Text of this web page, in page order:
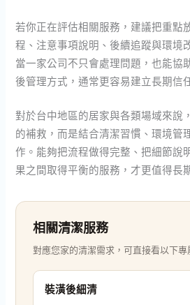
若你正在評估相關服務，建議把重點
程、注意事項說明、後續追蹤與環境
當一家公司不只會處理問題，也能協
後管理方式，通常更容易建立長期信
對於台中地區的居家與各類場域來說
的補救，而是結合清潔習慣、環境管
作。能夠把流程做得完整、把細節說
果之間取得平衡的服務，才更值得長
相關清潔服務
對應您家的清潔需求，可直接看以下專
裝潢後細清